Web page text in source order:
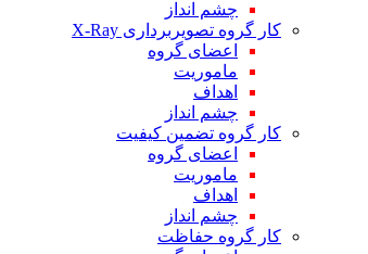
چشم انداز
کار گروه تصویربرداری X-Ray
اعضای گروه
ماموریت
اهداف
چشم انداز
کار گروه تضمین کیفیت
اعضای گروه
ماموریت
اهداف
چشم انداز
کار گروه حفاظت